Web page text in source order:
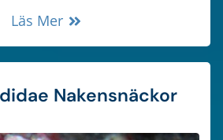
vandra runt öppet i korallrev
Läs Mer
Nakensnäckor